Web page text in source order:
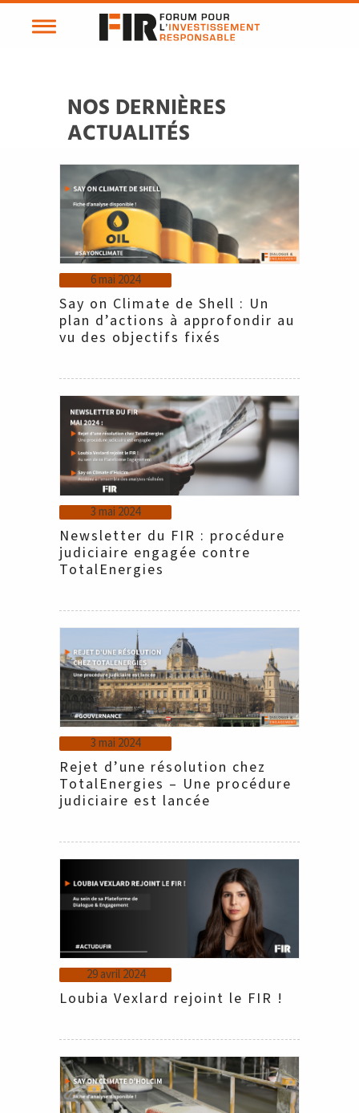
NOS DERNIÈRES
ACTUALITÉS
6 mai 2024
Say on Climate de Shell : Un
plan d’actions à approfondir au
vu des objectifs fixés
3 mai 2024
Newsletter du FIR : procédure
judiciaire engagée contre
TotalEnergies
3 mai 2024
Rejet d’une résolution chez
TotalEnergies – Une procédure
judiciaire est lancée
29 avril 2024
Loubia Vexlard rejoint le FIR !